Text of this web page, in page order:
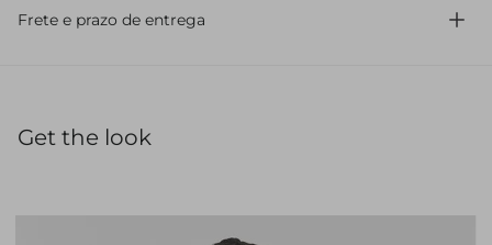
Modelagem reta
Comprimento longo
Fechamento com botão de metal
Barra reta
Calça confeccionada em jeans, com modelagem reta e
Frete e prazo de entrega
Get the look